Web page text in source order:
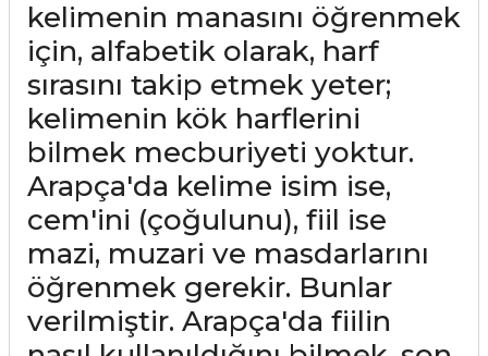
kelimenin manasını öğrenmek
için, alfabetik olarak, harf
sırasını takip etmek yeter;
kelimenin kök harflerini
bilmek mecburiyeti yoktur.
Arapça'da kelime isim ise,
cem'ini (çoğulunu), fiil ise
mazi, muzari ve masdarlarını
öğrenmek gerekir. Bunlar
verilmiştir. Arapça'da fiilin